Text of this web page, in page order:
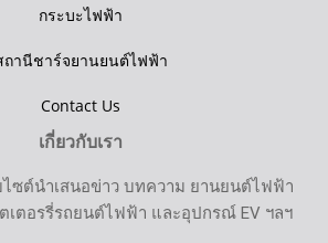
กระบะไฟฟ้า
ถานีชาร์จยานยนต์ไฟฟ้า
Contact Us
เกี่ยวกับเรา
บไซต์นำเสนอข่าว บทความ ยานยนต์ไฟฟ้า
เตอรรี่รถยนต์ไฟฟ้า และอุปกรณ์ EV ฯลฯ